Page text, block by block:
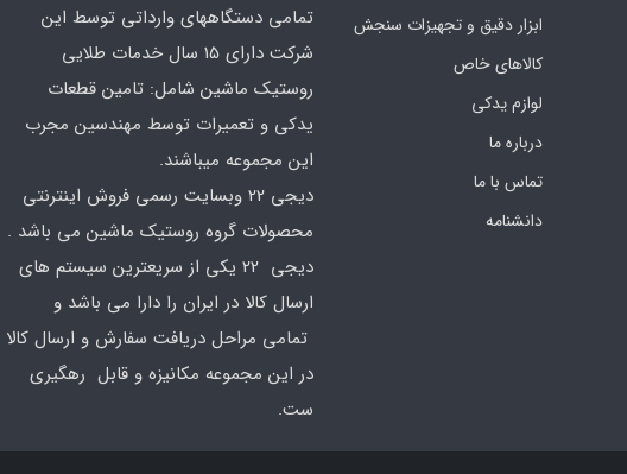
ابزار دقیق و تجهیزات سنجش
کالاهای خاص
لوازم یدکی
درباره ما
تماس با ما
دانشنامه
تمامی دستگاههای وارداتی توسط این
شرکت دارای 15 سال خدمات طلایی
روستیک ماشین شامل: تامین قطعات
یدکی و تعمیرات توسط مهندسین مجرب
این مجموعه میباشند.
دیجی 22 وبسایت رسمی فروش اینترنتی
محصولات گروه روستیک ماشین می باشد .
دیجی 22 یکی از سریعترین سیستم های
ارسال کالا در ایران را دارا می باشد و
تمامی مراحل دریافت سفارش و ارسال کالا
در این مجموعه مکانیزه و قابل رهگیری
ست.